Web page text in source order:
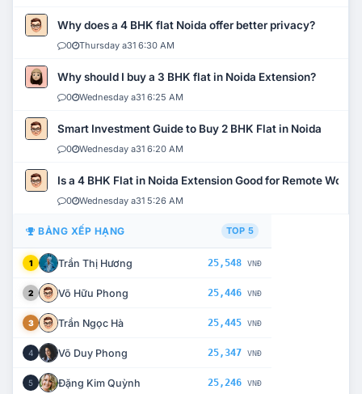
Why does a 4 BHK flat Noida offer better privacy?
0 Thursday a31 6:30 AM
Why should I buy a 3 BHK flat in Noida Extension?
0 Wednesday a31 6:25 AM
Smart Investment Guide to Buy 2 BHK Flat in Noida
0 Wednesday a31 6:20 AM
Is a 4 BHK Flat in Noida Extension Good for Remote Work?
0 Wednesday a31 5:26 AM
BẢNG XẾP HẠNG TOP 5
1 Trần Thị Hương 25,548 VNĐ
2 Võ Hữu Phong 25,446 VNĐ
3 Trần Ngọc Hà 25,445 VNĐ
4 Võ Duy Phong 25,347 VNĐ
5 Đặng Kim Quỳnh 25,246 VNĐ